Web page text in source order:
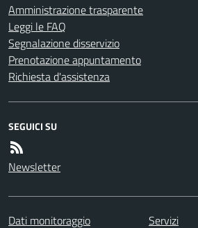
Amministrazione trasparente
Leggi le FAQ
Segnalazione disservizio
Prenotazione appuntamento
Richiesta d'assistenza
SEGUICI SU
Newsletter
Dati monitoraggio Servizi